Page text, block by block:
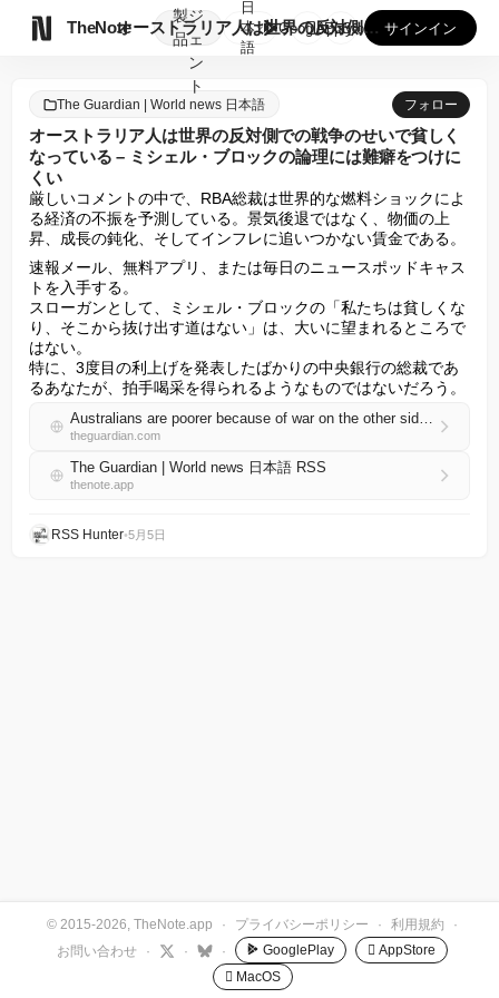
TheNote
製
品
ジ
ェ
ン
ト
オーストラリア人は世界の反対側での戦争のせいで貧しくなってい...
日
本
語
GooglePlay
AppStore サインイン
The Guardian | World news 日本語 フォロー
オーストラリア人は世界の反対側での戦争のせいで貧しく
なっている – ミシェル・ブロックの論理には難癖をつけに
くい
厳しいコメントの中で、RBA総裁は世界的な燃料ショックによ
る経済の不振を予測している。景気後退ではなく、物価の上
昇、成長の鈍化、そしてインフレに追いつかない賃金である。
速報メール、無料アプリ、または毎日のニュースポッドキャス
トを入手する。
スローガンとして、ミシェル・ブロックの「私たちは貧しくな
り、そこから抜け出す道はない」は、大いに望まれるところで
はない。
特に、3度目の利上げを発表したばかりの中央銀行の総裁であ
るあなたが、拍手喝采を得られるようなものではないだろう。
Australians are poorer because of war on the other side of the world – Michele Bullock’s logic is hard to fault
theguardian.com
The Guardian | World news 日本語 RSS
thenote.app
RSS Hunter•5月5日
© 2015-2026, TheNote.app · プライバシーポリシー · 利用規約
·
お問い合わせ
· · · GooglePlay
 AppStore
 MacOS